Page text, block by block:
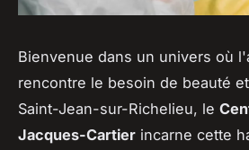
Bienvenue dans un univers où
rencontre le besoin de beauté
Saint-Jean-sur-Richelieu, le
Jacques-Cartier incarne cette